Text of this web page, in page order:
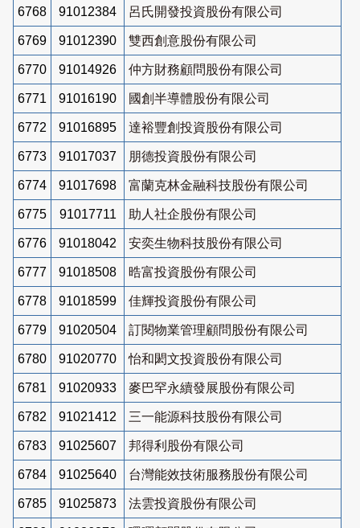
6768 91012384 呂氏開發投資股份有限公司
6769 91012390 雙西創意股份有限公司
6770 91014926 仲方財務顧問股份有限公司
6771 91016190 國創半導體股份有限公司
6772 91016895 達裕豐創投資股份有限公司
6773 91017037 朋德投資股份有限公司
6774 91017698 富蘭克林金融科技股份有限公司
6775 91017711 助人社企股份有限公司
6776 91018042 安奕生物科技股份有限公司
6777 91018508 晧富投資股份有限公司
6778 91018599 佳輝投資股份有限公司
6779 91020504 訂閱物業管理顧問股份有限公司
6780 91020770 怡和閎文投資股份有限公司
6781 91020933 麥巴罕永續發展股份有限公司
6782 91021412 三一能源科技股份有限公司
6783 91025607 邦得利股份有限公司
6784 91025640 台灣能效技術服務股份有限公司
6785 91025873 法雲投資股份有限公司